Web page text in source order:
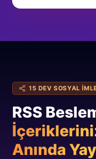
15 DEV SOSYAL
RSS
Anında